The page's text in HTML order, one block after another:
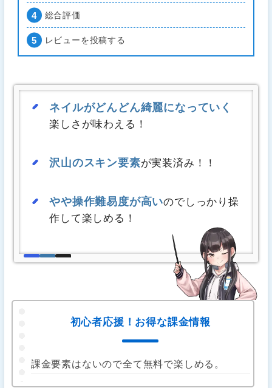
総合評価
レビューを投稿する
ネイルがどんどん綺麗になっていく
楽しさが味わえる！
沢山のスキン要素が実装済み！！
やや操作難易度が高いのでしっかり操
作して楽しめる！
初心者応援！お得な課金情報
課金要素はないので全て無料で楽しめる。